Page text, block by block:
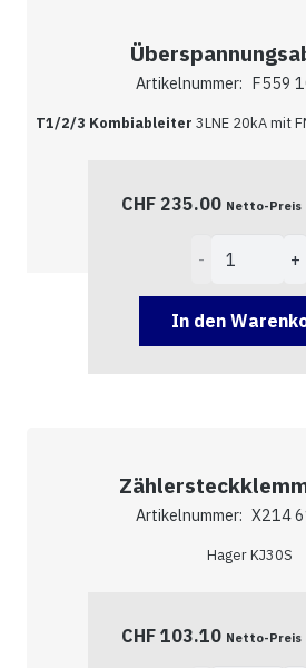
Artikelnummer: F559
T1/2/3 Kombiableiter 3LNE 20kA mit
CHF235.00 Netto-Preis
In den
Artikelnummer: X214
Hager KJ30S
CHF103.10 Netto-Preis